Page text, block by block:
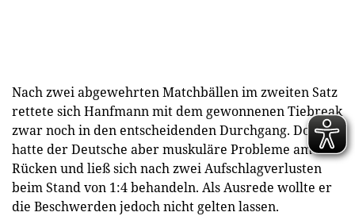
Nach zwei abgewehrten Matchbällen im zweiten Satz
rettete sich Hanfmann mit dem gewonnenen Tiebreak
zwar noch in den entscheidenden Durchgang. Dort
hatte der Deutsche aber muskuläre Probleme am
Rücken und ließ sich nach zwei Aufschlagverlusten
beim Stand von 1:4 behandeln. Als Ausrede wollte er
die Beschwerden jedoch nicht gelten lassen.